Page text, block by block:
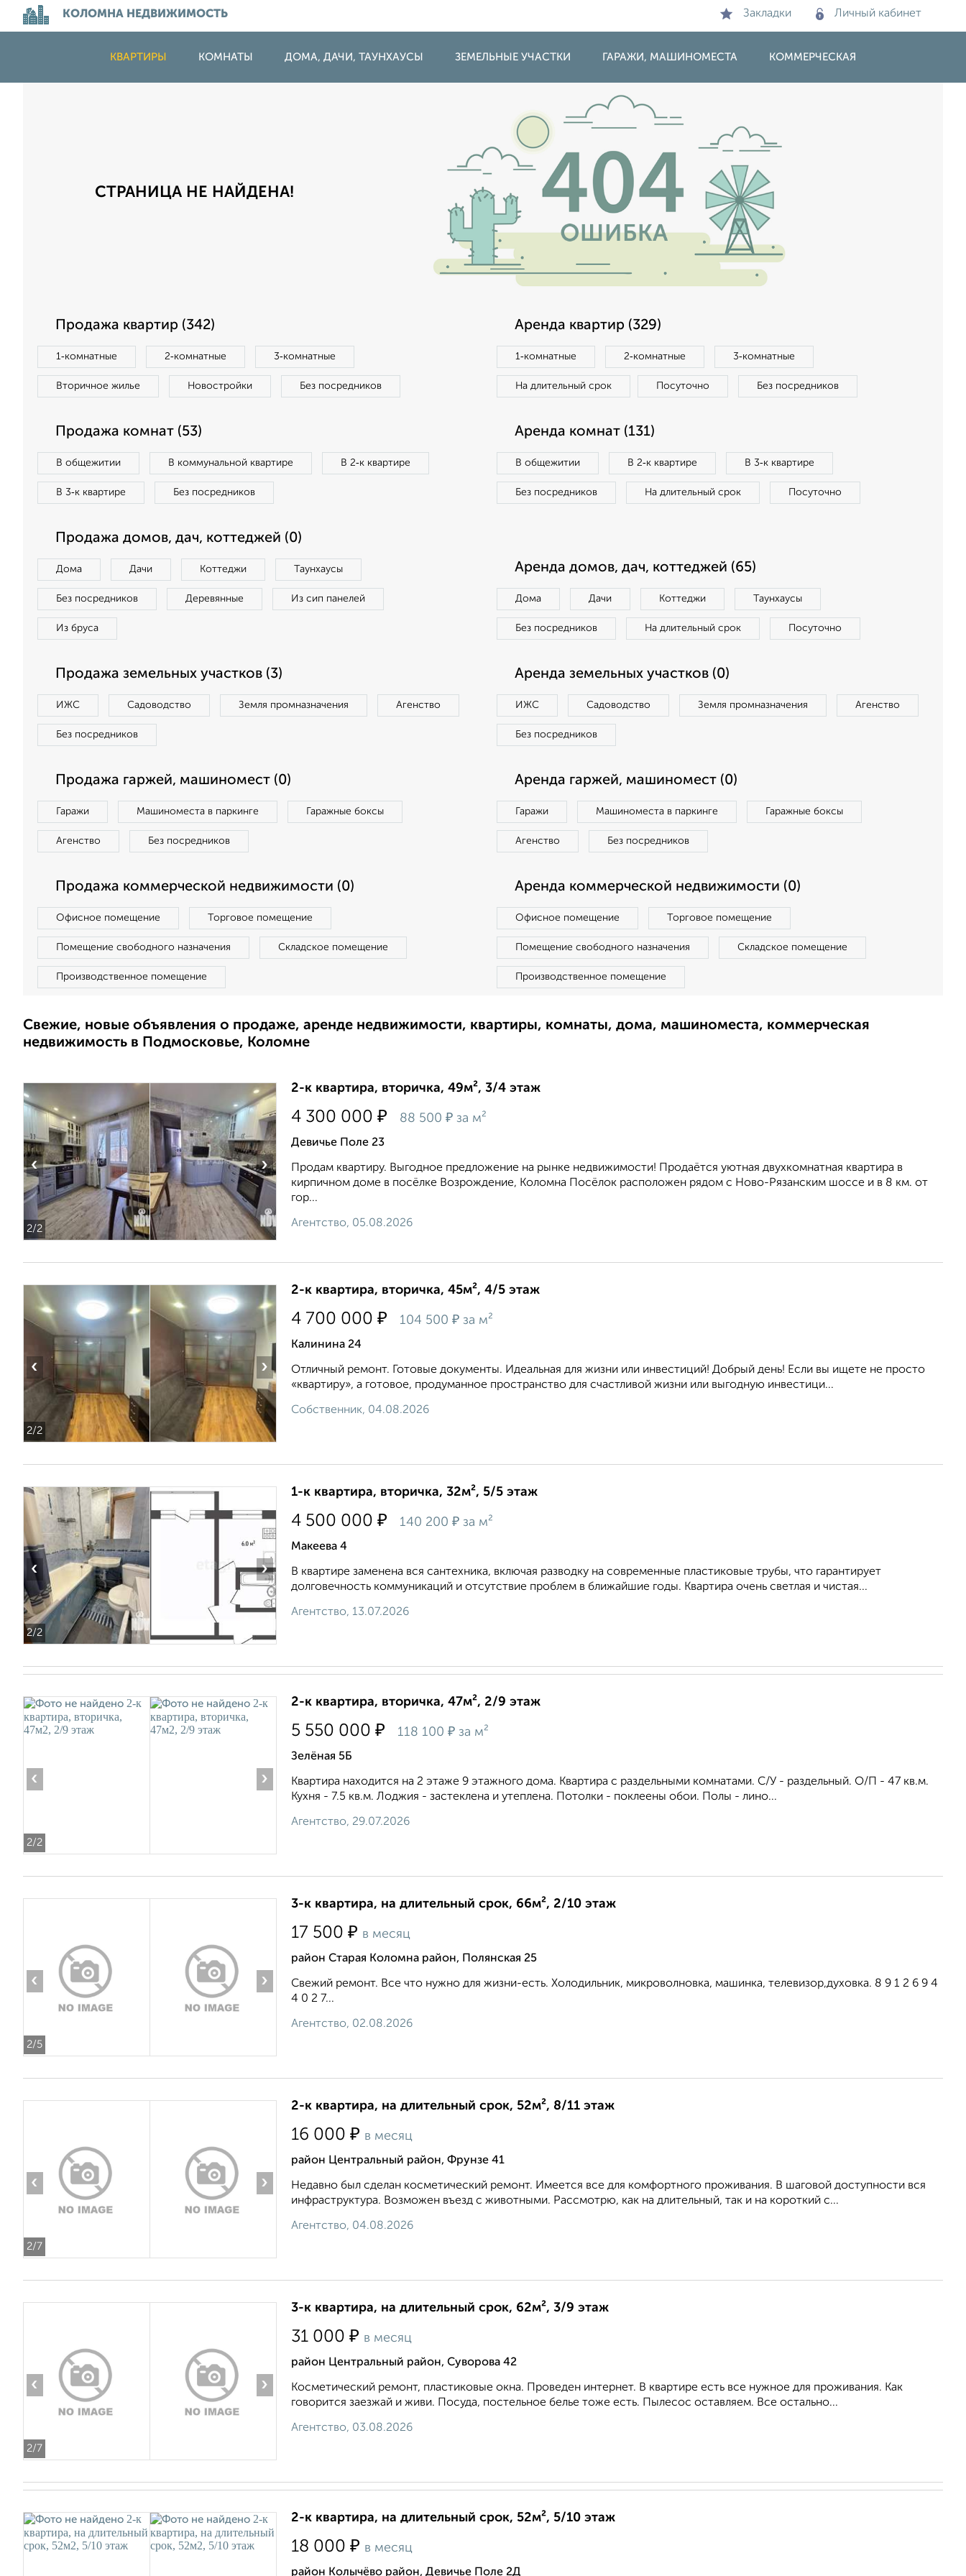
КОЛОМНА НЕДВИЖИМОСТЬ Закладки Личный кабинет
КВАРТИРЫ КОМНАТЫ ДОМА, ДАЧИ, ТАУНХАУСЫ ЗЕМЕЛЬНЫЕ УЧАСТКИ ГАРАЖИ, МАШИНОМЕСТА КОММЕРЧЕСКАЯ
СТРАНИЦА НЕ НАЙДЕНА!
Продажа квартир (342)
1‑комнатные 2‑комнатные 3‑комнатные
Вторичное жилье Новостройки Без посредников
Аренда квартир (329)
1‑комнатные 2‑комнатные 3‑комнатные
На длительный срок Посуточно Без посредников
Продажа комнат (53)
В общежитии В коммунальной квартире В 2‑к квартире
В 3‑к квартире Без посредников
Аренда комнат (131)
В общежитии В 2‑к квартире В 3‑к квартире
Без посредников На длительный срок Посуточно
Продажа домов, дач, коттеджей (0)
Дома Дачи Коттеджи Таунхаусы
Без посредников Деревянные Из сип панелей
Из бруса
Аренда домов, дач, коттеджей (65)
Дома Дачи Коттеджи Таунхаусы
Без посредников На длительный срок Посуточно
Продажа земельных участков (3)
ИЖС Садоводство Земля промназначения Агенство
Без посредников
Аренда земельных участков (0)
ИЖС Садоводство Земля промназначения Агенство
Без посредников
Продажа гаржей, машиномест (0)
Гаражи Машиноместа в паркинге Гаражные боксы
Агенство Без посредников
Аренда гаржей, машиномест (0)
Гаражи Машиноместа в паркинге Гаражные боксы
Агенство Без посредников
Продажа коммерческой недвижимости (0)
Офисное помещение Торговое помещение
Помещение свободного назначения Складское помещение
Производственное помещение
Аренда коммерческой недвижимости (0)
Офисное помещение Торговое помещение
Помещение свободного назначения Складское помещение
Производственное помещение
Свежие, новые объявления о продаже, аренде недвижимости, квартиры, комнаты, дома, машиноместа, коммерческая
недвижимость в Подмосковье, Коломне
2/2
‹ ›
2-к квартира, вторичка, 49м², 3/4 этаж
4 300 000 ₽ 88 500 ₽ за м²
Девичье Поле 23
Продам квартиру. Выгодное предложение на рынке недвижимости! Продаётся уютная двухкомнатная квартира в
кирпичном доме в посёлке Возрождение, Коломна Посёлок расположен рядом с Ново-Рязанским шоссе и в 8 км. от
гор...
Агентство, 05.08.2026
2/2
‹ ›
2-к квартира, вторичка, 45м², 4/5 этаж
4 700 000 ₽ 104 500 ₽ за м²
Калинина 24
Отличный ремонт. Готовые документы. Идеальная для жизни или инвестиций! Добрый день! Если вы ищете не просто
«квартиру», а готовое, продуманное пространство для счастливой жизни или выгодную инвестици...
Собственник, 04.08.2026
2/2
‹ ›
1-к квартира, вторичка, 32м², 5/5 этаж
4 500 000 ₽ 140 200 ₽ за м²
Макеева 4
В квартире заменена вся сантехника, включая разводку на современные пластиковые трубы, что гарантирует
долговечность коммуникаций и отсутствие проблем в ближайшие годы. Квартира очень светлая и чистая...
Агентство, 13.07.2026
2/2
‹ ›
2-к квартира, вторичка, 47м², 2/9 этаж
5 550 000 ₽ 118 100 ₽ за м²
Зелёная 5Б
Квартира находится на 2 этаже 9 этажного дома. Квартира с раздельными комнатами. С/У - раздельный. О/П - 47 кв.м.
Кухня - 7.5 кв.м. Лоджия - застеклена и утеплена. Потолки - поклеены обои. Полы - лино...
Агентство, 29.07.2026
2/5
‹ ›
3-к квартира, на длительный срок, 66м², 2/10 этаж
17 500 ₽ в месяц
район Старая Коломна район, Полянская 25
Свежий ремонт. Все что нужно для жизни-есть. Холодильник, микроволновка, машинка, телевизор,духовка. 8 9 1 2 6 9 4
4 0 2 7...
Агентство, 02.08.2026
2/7
‹ ›
2-к квартира, на длительный срок, 52м², 8/11 этаж
16 000 ₽ в месяц
район Центральный район, Фрунзе 41
Недавно был сделан косметический ремонт. Имеется все для комфортного проживания. В шаговой доступности вся
инфраструктура. Возможен въезд с животными. Рассмотрю, как на длительный, так и на короткий с...
Агентство, 04.08.2026
2/7
‹ ›
3-к квартира, на длительный срок, 62м², 3/9 этаж
31 000 ₽ в месяц
район Центральный район, Суворова 42
Косметический ремонт, пластиковые окна. Проведен интернет. В квартире есть все нужное для проживания. Как
говорится заезжай и живи. Посуда, постельное белье тоже есть. Пылесос оставляем. Все остально...
Агентство, 03.08.2026
2-к квартира, на длительный срок, 52м², 5/10 этаж
18 000 ₽ в месяц
район Колычёво район, Девичье Поле 2Д